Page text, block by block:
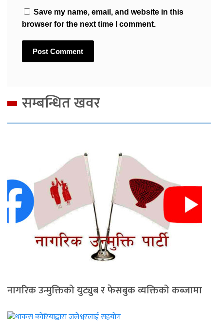
Save my name, email, and website in this
browser for the next time I comment.
सम्बन्धित खवर
नागरिक उन्मुक्तिको युट्युब र फेसबुक व्यक्तिको कब्जामा